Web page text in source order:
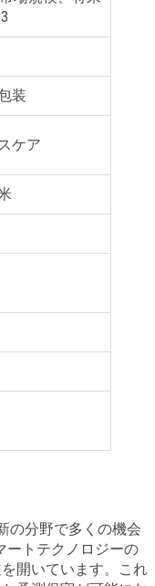
装
ケア
の分野で多くの機会
ートテクノロジーの
開いています。これ